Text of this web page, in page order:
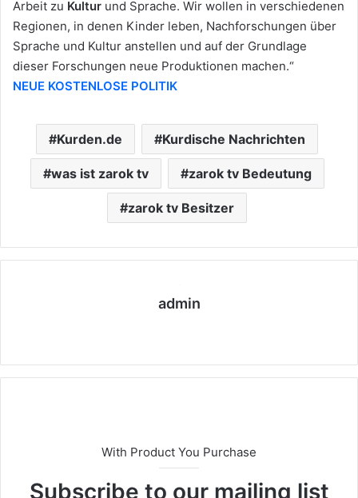
Arbeit zu Kultur und Sprache. Wir wollen in verschiedenen
Regionen, in denen Kinder leben, Nachforschungen über
Sprache und Kultur anstellen und auf der Grundlage
dieser Forschungen neue Produktionen machen.“
NEUE KOSTENLOSE POLITIK
Kurden.de Kurdische Nachrichten
was ist zarok tv zarok tv Bedeutung
zarok tv Besitzer
admin
eit
With Product You Purchase
Subscribe to our mailing list